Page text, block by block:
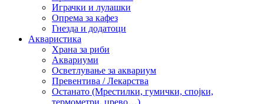
Играчки и лулашки
Опрема за кафез
Гнезда и додатоци
Акваристика
Храна за риби
Аквариуми
Осветлување за аквариум
Превентива / Лекарства
Останато (Мрестилки, гумички, спојки,
термометри, црево…)